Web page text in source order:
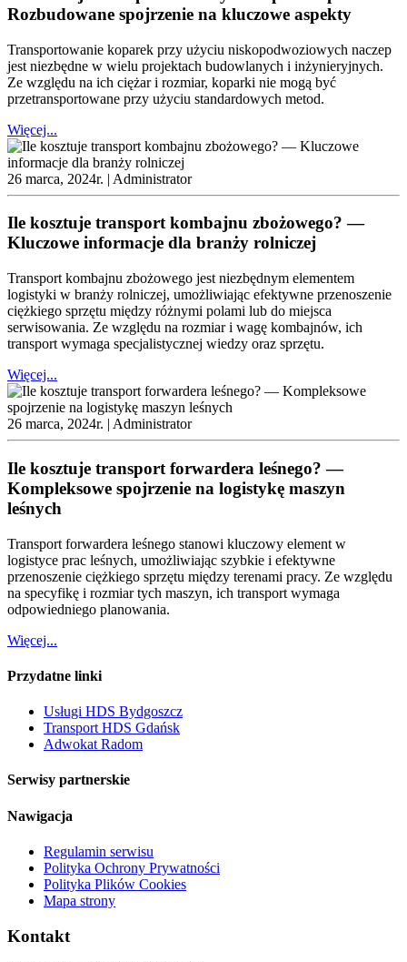
Rozbudowane spojrzenie na kluczowe aspekty
Transportowanie koparek przy użyciu niskopodwoziowych naczep
jest niezbędne w wielu projektach budowlanych i inżynieryjnych.
Ze względu na ich ciężar i rozmiar, koparki nie mogą być
przetransportowane przy użyciu standardowych metod.
Więcej...
26 marca, 2024r. | Administrator
Ile kosztuje transport kombajnu zbożowego? —
Kluczowe informacje dla branży rolniczej
Transport kombajnu zbożowego jest niezbędnym elementem
logistyki w branży rolniczej, umożliwiając efektywne przenoszenie
ciężkiego sprzętu między różnymi polami lub do miejsca
serwisowania. Ze względu na rozmiar i wagę kombajnów, ich
transport wymaga specjalistycznej wiedzy oraz sprzętu.
Więcej...
26 marca, 2024r. | Administrator
Ile kosztuje transport forwardera leśnego? —
Kompleksowe spojrzenie na logistykę maszyn
leśnych
Transport forwardera leśnego stanowi kluczowy element w
logistyce prac leśnych, umożliwiając szybkie i efektywne
przenoszenie ciężkiego sprzętu między terenami pracy. Ze względu
na specyfikę i rozmiar tych maszyn, ich transport wymaga
odpowiedniego planowania.
Więcej...
Przydatne linki
Usługi HDS Bydgoszcz
Transport HDS Gdańsk
Adwokat Radom
Serwisy partnerskie
Nawigacja
Regulamin serwisu
Polityka Ochrony Prywatności
Polityka Plików Cookies
Mapa strony
Kontakt